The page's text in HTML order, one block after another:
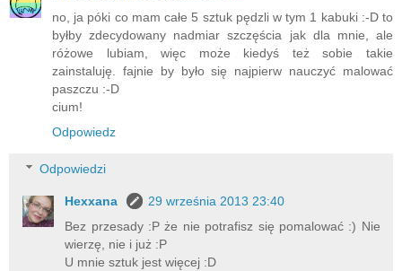
no, ja póki co mam całe 5 sztuk pędzli w tym 1 kabuki :-D to
byłby zdecydowany nadmiar szczęścia jak dla mnie, ale
różowe lubiam, więc może kiedyś też sobie takie
zainstaluję. fajnie by było się najpierw nauczyć malować
paszczu :-D
cium!
Odpowiedz
Odpowiedzi
Hexxana
29 września 2013 23:40
Bez przesady :P że nie potrafisz się pomalować :) Nie
wierzę, nie i już :P
U mnie sztuk jest więcej :D